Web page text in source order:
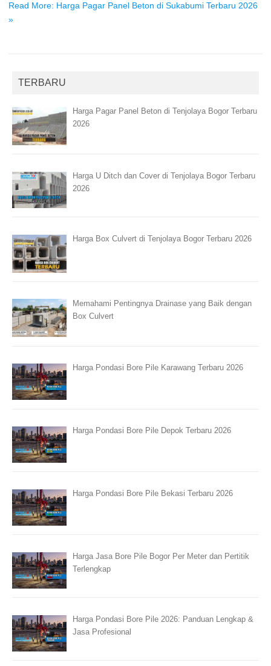
Read More: Harga Pagar Panel Beton di Sukabumi Terbaru 2026
»
TERBARU
Harga Pagar Panel Beton di Tenjolaya Bogor Terbaru
2026
Harga U Ditch dan Cover di Tenjolaya Bogor Terbaru
2026
Harga Box Culvert di Tenjolaya Bogor Terbaru 2026
Memahami Pentingnya Drainase yang Baik dengan
Box Culvert
Harga Pondasi Bore Pile Karawang Terbaru 2026
Harga Pondasi Bore Pile Depok Terbaru 2026
Harga Pondasi Bore Pile Bekasi Terbaru 2026
Harga Jasa Bore Pile Bogor Per Meter dan Pertitik
Terlengkap
Harga Pondasi Bore Pile 2026: Panduan Lengkap &
Jasa Profesional